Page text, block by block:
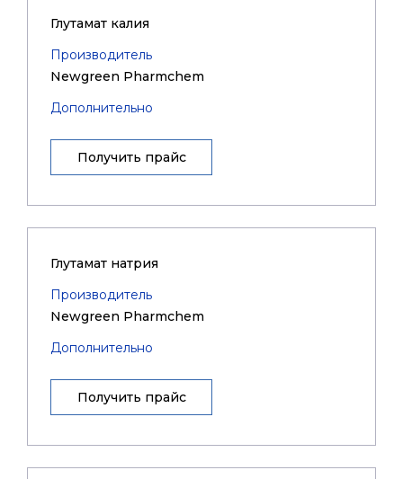
Глутамат калия
Производитель
Newgreen Pharmchem
Дополнительно
Получить прайс
Глутамат натрия
Производитель
Newgreen Pharmchem
Дополнительно
Получить прайс